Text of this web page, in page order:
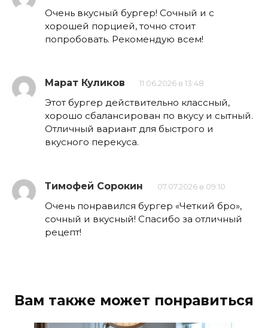
Очень вкусный бургер! Сочный и с
хорошей порцией, точно стоит
попробовать. Рекомендую всем!
Марат Куликов 11.06.2026 в 13:48
Этот бургер действительно классный,
хорошо сбалансирован по вкусу и сытный.
Отличный вариант для быстрого и
вкусного перекуса.
Тимофей Сорокин 07.07.2026 в 09:10
Очень понравился бургер «Четкий бро»,
сочный и вкусный! Спасибо за отличный
рецепт!
Вам также может понравиться